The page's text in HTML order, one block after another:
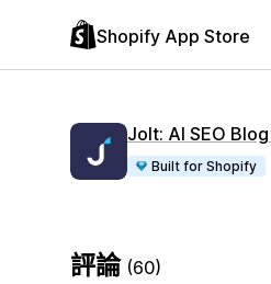
Shopify App Store
Jolt: AI SEO
Built for Shopify
評論 (60)